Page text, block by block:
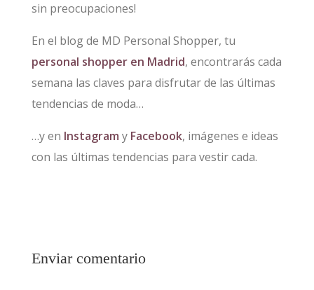
sin preocupaciones!
En el blog de MD Personal Shopper, tu
personal shopper en Madrid, encontrarás cada
semana las claves para disfrutar de las últimas
tendencias de moda…
…y en Instagram y Facebook, imágenes e ideas
con las últimas tendencias para vestir cada.
Enviar comentario